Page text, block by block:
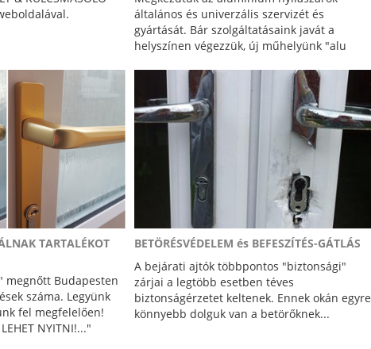
általános és univerzális szervizét és
gyártását. Bár szolgáltatásaink javát a
helyszínen végezzük, új műhelyünk "alu
TARTALÉKOT
megnőtt Budapesten
száma. Legyünk
fel megfelelően!
NYITNI!..."
BETÖRÉSVÉDELEM és BEFESZÍTÉS-GÁTLÁS
A bejárati ajtók többpontos "biztonsági"
zárjai a legtöbb esetben téves
biztonságérzetet keltenek. Ennek okán egyre
könnyebb dolguk van a betörőknek...